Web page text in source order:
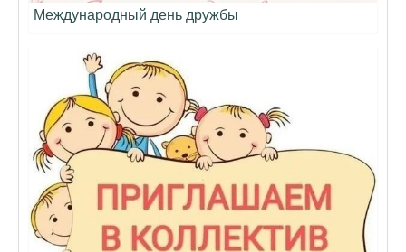
Международный день дружбы